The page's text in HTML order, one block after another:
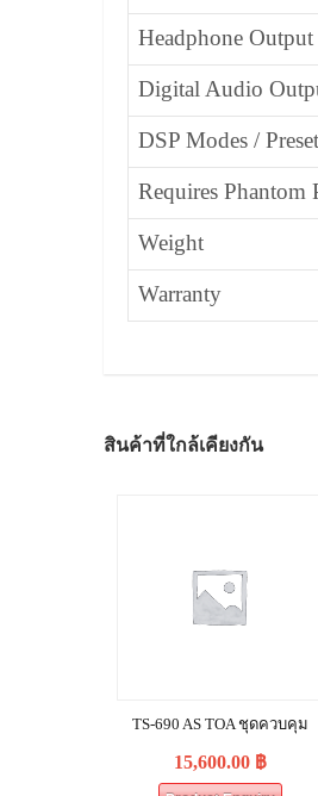
Headphone Output
Digital Audio
DSP Modes /
Requires Phantom
Weight
Warranty
สินค้าที่ใกล้เคียงกัน
TS-690 AS TOA ชุดควบคุม
15,600.00 ฿